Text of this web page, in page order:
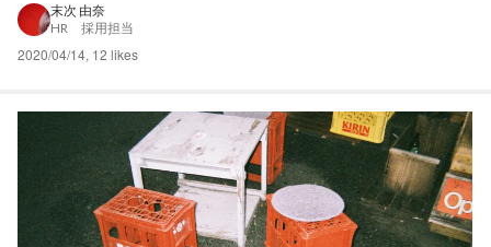
増加に応じて、仕組みを創り続けてきた「自炊ランチ文化」は色濃さを
増し、会社を代表するカルチャーになっています。 創...
末次 由奈
HR 採用担当
2020/04/14, 12 likes